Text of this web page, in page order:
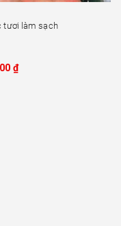
tươi làm sạch
₫